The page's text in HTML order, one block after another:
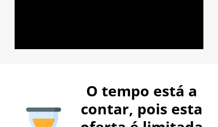
O tempo está a
contar, pois esta